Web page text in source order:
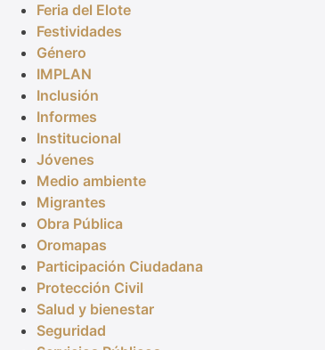
Feria del Elote
Festividades
Género
IMPLAN
Inclusión
Informes
Institucional
Jóvenes
Medio ambiente
Migrantes
Obra Pública
Oromapas
Participación Ciudadana
Protección Civil
Salud y bienestar
Seguridad